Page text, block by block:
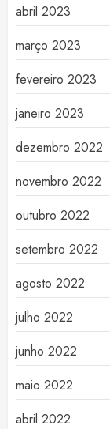
abril 2023
março 2023
fevereiro 2023
janeiro 2023
dezembro 2022
novembro 2022
outubro 2022
setembro 2022
agosto 2022
julho 2022
junho 2022
maio 2022
abril 2022